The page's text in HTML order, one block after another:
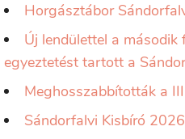
Horgásztábor
Új lendülettel a második
egyeztetést tartott a
Meghosszabbították a
Sándorfalvi Kisbíró